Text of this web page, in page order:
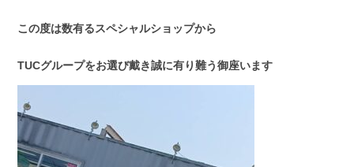
TUCとは？
リクルート
スタッフブログ
この度は数有るスペシャルショップから
TUCグループをお選び戴き誠に有り難う御座います